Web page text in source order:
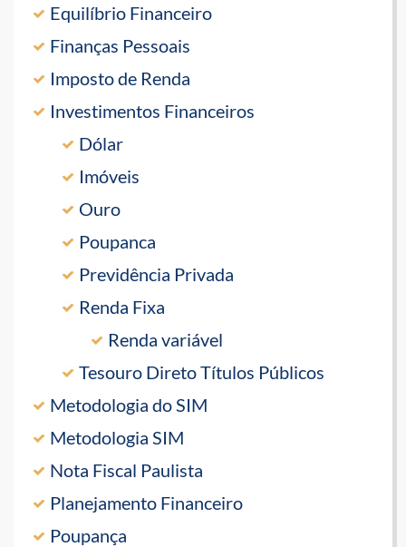
Equilíbrio Financeiro
Finanças Pessoais
Imposto de Renda
Investimentos Financeiros
Dólar
Imóveis
Ouro
Poupanca
Previdência Privada
Renda Fixa
Renda variável
Tesouro Direto Títulos Públicos
Metodologia do SIM
Metodologia SIM
Nota Fiscal Paulista
Planejamento Financeiro
Poupança